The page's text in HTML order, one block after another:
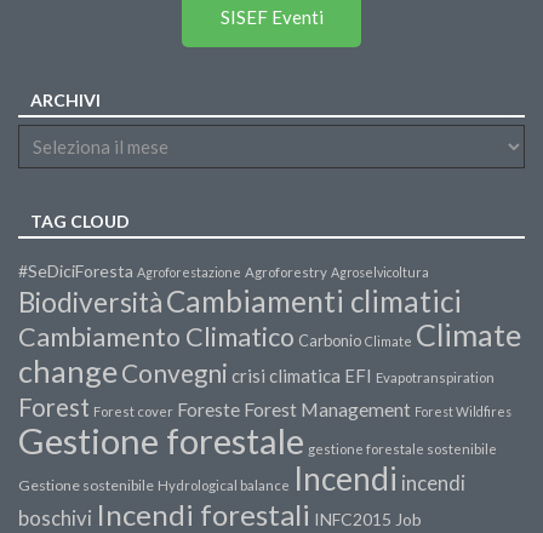
SISEF Eventi
ARCHIVI
TAG CLOUD
#SeDiciForesta Agroforestazione Agroforestry Agroselvicoltura
BiodiversitàCambiamenti climatici
Cambiamento Climatico Carbonio Climate Climate
changeConvegni crisi climatica EFI Evapotranspiration
Forest Forest cover Foreste Forest Management Forest Wildfires
Gestione forestale gestione forestale sostenibile
Gestione sostenibile Hydrological balance Incendi incendi
boschivi Incendi forestali INFC2015 Job